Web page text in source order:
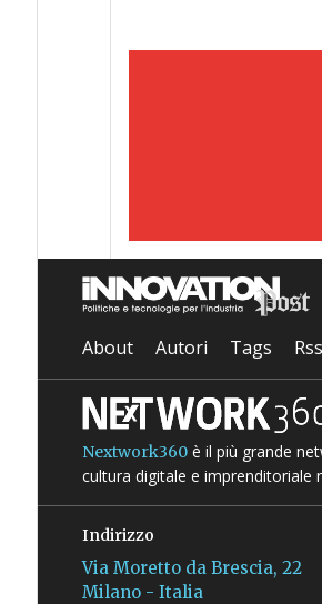
About Autori Tags
Nextwork360è il più grande
cultura digitale e imprenditoriale
Indirizzo
Via Moretto da Brescia, 22
Milano - Italia